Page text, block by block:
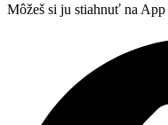
Môžeš si ju stiahnuť na